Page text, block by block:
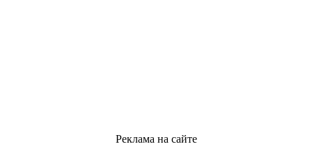
Реклама на сайте